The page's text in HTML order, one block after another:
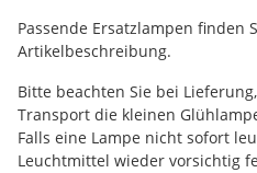
Passende Ersatzlampen finden
Artikelbeschreibung.
Bitte beachten Sie bei
Transport die kleinen
Falls eine Lampe nicht sofort
Leuchtmittel wieder vorsichtig